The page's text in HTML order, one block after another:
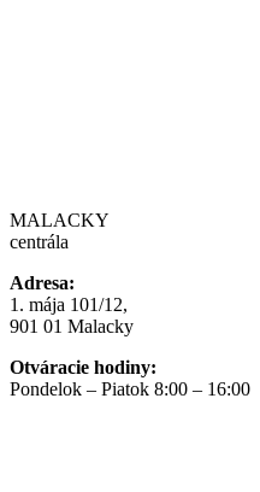
MALACKY
centrála
Adresa:
1. mája 101/12,
901 01 Malacky
Otváracie hodiny:
Pondelok – Piatok 8:00 – 16:00